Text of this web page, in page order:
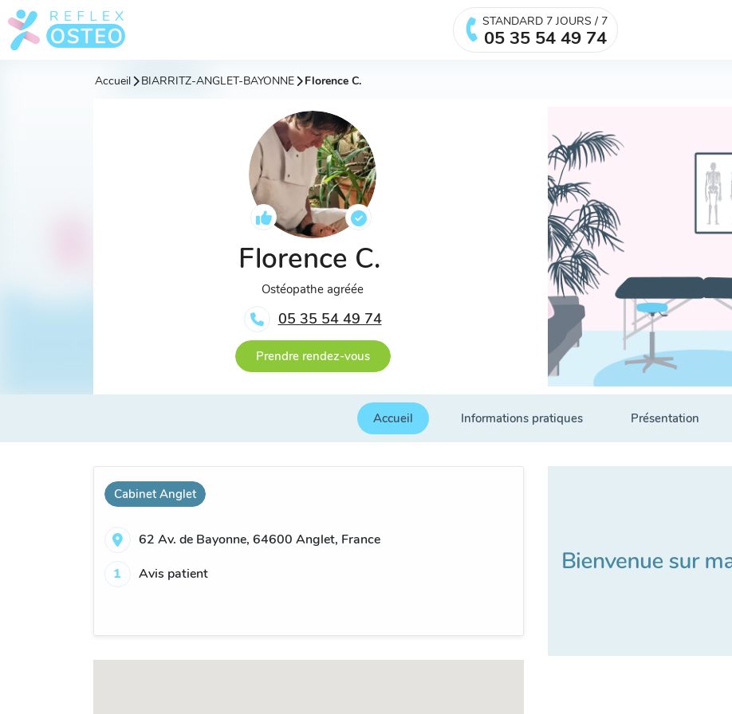
STANDARD 7 JOURS / 7
05 35 54 49 74
Accueil BIARRITZ-ANGLET-BAYONNE Florence C.
Florence C.
Ostéopathe agréée
05 35 54 49 74
Prendre rendez-vous
Accueil Informations pratiques Présentation
Cabinet Anglet
62 Av. de Bayonne, 64600 Anglet, France
1
Avis patient